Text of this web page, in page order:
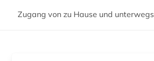
Zugang von zu Hause und unterwegs